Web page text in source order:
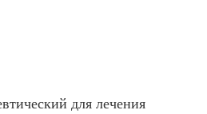
для лечения